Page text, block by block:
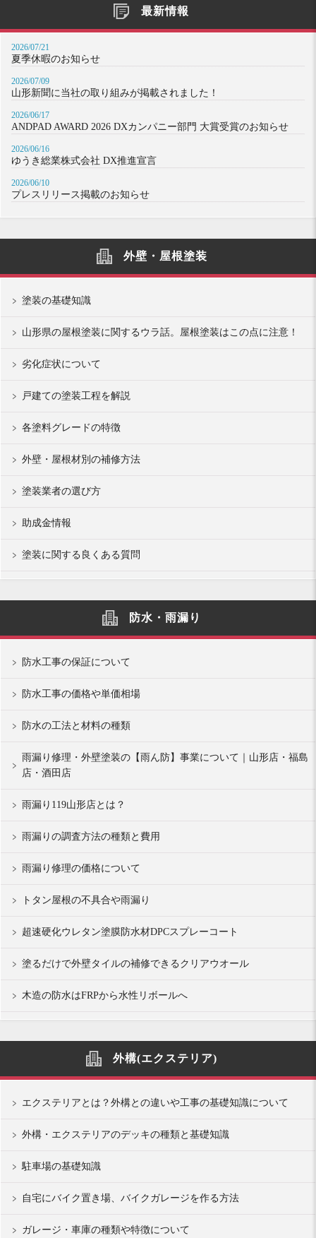
最新情報
2026/07/21
夏季休暇のお知らせ
2026/07/09
山形新聞に当社の取り組みが掲載されました！
2026/06/17
ANDPAD AWARD 2026 DXカンパニー部門 大賞受賞のお知らせ
2026/06/16
ゆうき総業株式会社 DX推進宣言
2026/06/10
プレスリリース掲載のお知らせ
外壁・屋根塗装
塗装の基礎知識
山形県の屋根塗装に関するウラ話。屋根塗装はこの点に注意！
劣化症状について
戸建ての塗装工程を解説
各塗料グレードの特徴
外壁・屋根材別の補修方法
塗装業者の選び方
助成金情報
塗装に関する良くある質問
防水・雨漏り
防水工事の保証について
防水工事の価格や単価相場
防水の工法と材料の種類
雨漏り修理・外壁塗装の【雨ん防】事業について｜山形店・福島
店・酒田店
雨漏り119山形店とは？
雨漏りの調査方法の種類と費用
雨漏り修理の価格について
トタン屋根の不具合や雨漏り
超速硬化ウレタン塗膜防水材DPCスプレーコート
塗るだけで外壁タイルの補修できるクリアウオール
木造の防水はFRPから水性リボールへ
外構(エクステリア)
エクステリアとは？外構との違いや工事の基礎知識について
外構・エクステリアのデッキの種類と基礎知識
駐車場の基礎知識
自宅にバイク置き場、バイクガレージを作る方法
ガレージ・車庫の種類や特徴について